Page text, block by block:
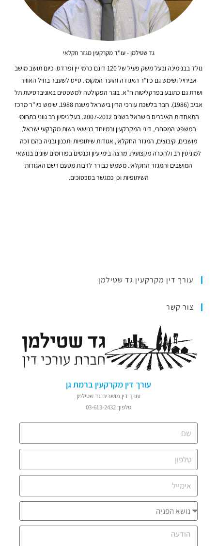
גד שטילמן - עו"ד מקרקעין מגזר חקלאי
נולד בבנימינה ובעל משק פעיל של 120 דונם כרמי יין ופרדס. כיום תושב מושב
אביחיל ושימש גם כיו"ר האגודה והועד המקומי. טייס לשעבר בחיל האוויר
ושרת גם כתובע בפרקליטות ח"א. בוגר הפקולטה למשפטים באוניברסיטת תל
אביב (1986). חבר בלשכת עורכי הדין בישראל משנת 1988. שימש כיו"ר מרכז
התאחדות האיכרים בישראל בשנים 2007-2012. בעל ניסיון רב גווני בתחומי
המשפט המסחרי, דיני המקרקעין ובמיוחד בנושאי רשות מקרקעי ישראל,
מושבים, קיבוצים, המגזר החקלאי, אגודות שיתופיות ותכנון ובניה בהם זכה
למוניטין רב ולהכרה מקצועית. מרצה בימי עיון וכנסים בפורומים שונים בנושאי
המושבים והמגזר החקלאי. משמש כבורר לרבות מטעם רשם האגודות
השיתופיות וכן כמגשר בסכסוכים.
עורך דין מקרקעין גד שטילמן
צור קשר
עורך דין מקרקעין ברמת גן
עורך דין מושבים גד שטילמן
טלפון: 03-613-2432